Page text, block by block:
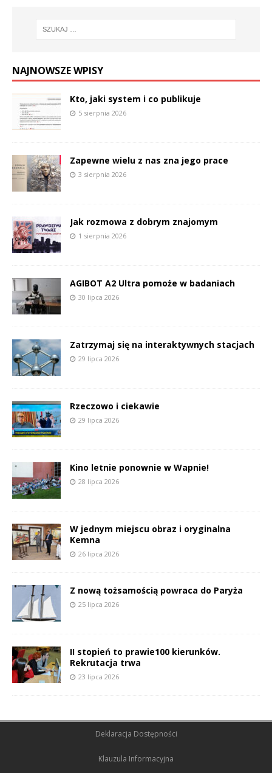
NAJNOWSZE WPISY
Kto, jaki system i co publikuje
5 sierpnia 2026
Zapewne wielu z nas zna jego prace
3 sierpnia 2026
Jak rozmowa z dobrym znajomym
1 sierpnia 2026
AGIBOT A2 Ultra pomoże w badaniach
30 lipca 2026
Zatrzymaj się na interaktywnych stacjach
29 lipca 2026
Rzeczowo i ciekawie
29 lipca 2026
Kino letnie ponownie w Wapnie!
28 lipca 2026
W jednym miejscu obraz i oryginalna
Kemna
26 lipca 2026
Z nową tożsamością powraca do Paryża
25 lipca 2026
II stopień to prawie100 kierunków.
Rekrutacja trwa
23 lipca 2026
Deklaracja Dostępności
Klauzula Informacyjna